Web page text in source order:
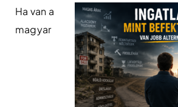
Ha van a
magyar